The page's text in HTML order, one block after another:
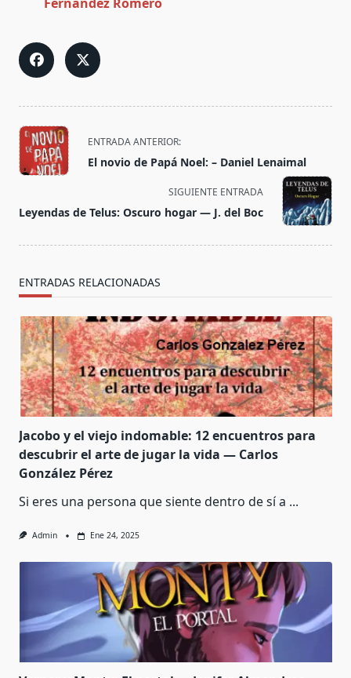
Fernández Romero
<span
class="nav-
subtitle
reader-
ENTRADA ANTERIOR:
El novio de Papá Noel: – Daniel Lenaimal
SIGUIENTE ENTRADA
Leyendas de Telus: Oscuro hogar — J. del Boc
ENTRADAS RELACIONADAS
Jacobo y el viejo indomable: 12 encuentros para
descubrir el arte de jugar la vida — Carlos
González Pérez
Si eres una persona que siente dentro de sí a ...
Admin Ene 24, 2025